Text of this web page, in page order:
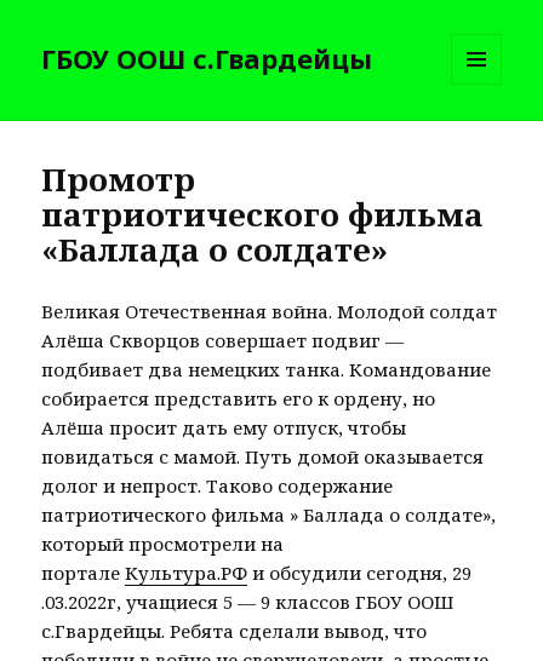
ГБОУ ООШ с.Гвардейцы
И
Промотр
патриотического фильма
«Баллада о солдате»
Великая Отечественная война. Молодой солдат
Алёша Скворцов совершает подвиг —
подбивает два немецких танка. Командование
собирается представить его к ордену, но
Алёша просит дать ему отпуск, чтобы
повидаться с мамой. Путь домой оказывается
долог и непрост. Таково содержание
патриотического фильма » Баллада о солдате»,
который просмотрели на
порталеКультура.РФ и обсудили сегодня, 29
.03.2022г, учащиеся 5 — 9 классов ГБОУ ООШ
с.Гвардейцы. Ребята сделали вывод, что